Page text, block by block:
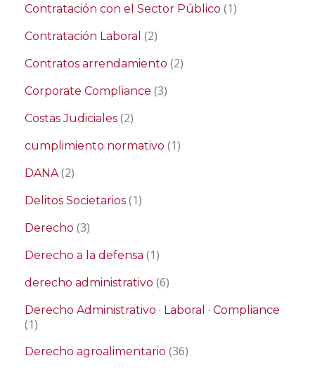
Contratación con el Sector Público (1)
Contratación Laboral (2)
Contratos arrendamiento (2)
Corporate Compliance (3)
Costas Judiciales (2)
cumplimiento normativo (1)
DANA(2)
Delitos Societarios (1)
Derecho (3)
Derecho a la defensa (1)
derecho administrativo (6)
Derecho Administrativo · Laboral · Compliance
(1)
Derecho agroalimentario (36)